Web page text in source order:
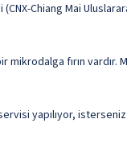
Chiang Mai
mikrodalga fırın
yapılıyor,